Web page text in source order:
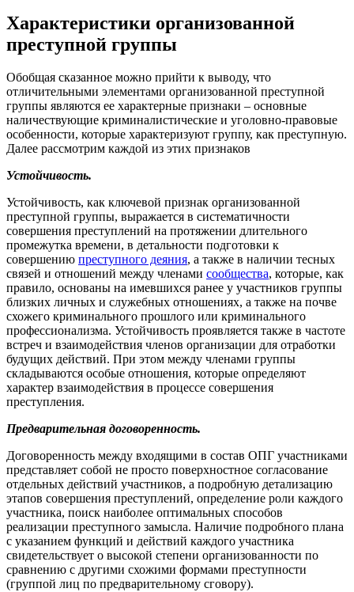
Характеристики организованной
преступной группы
Обобщая сказанное можно прийти к выводу, что
отличительными элементами организованной преступной
группы являются ее характерные признаки – основные
наличествующие криминалистические и уголовно-правовые
особенности, которые характеризуют группу, как преступную.
Далее рассмотрим каждой из этих признаков
Устойчивость.
Устойчивость, как ключевой признак организованной
преступной группы, выражается в систематичности
совершения преступлений на протяжении длительного
промежутка времени, в детальности подготовки к
совершению преступного деяния, а также в наличии тесных
связей и отношений между членами сообщества, которые, как
правило, основаны на имевшихся ранее у участников группы
близких личных и служебных отношениях, а также на почве
схожего криминального прошлого или криминального
профессионализма. Устойчивость проявляется также в частоте
встреч и взаимодействия членов организации для отработки
будущих действий. При этом между членами группы
складываются особые отношения, которые определяют
характер взаимодействия в процессе совершения
преступления.
Предварительная договоренность.
Договоренность между входящими в состав ОПГ участниками
представляет собой не просто поверхностное согласование
отдельных действий участников, а подробную детализацию
этапов совершения преступлений, определение роли каждого
участника, поиск наиболее оптимальных способов
реализации преступного замысла. Наличие подробного плана
с указанием функций и действий каждого участника
свидетельствует о высокой степени организованности по
сравнению с другими схожими формами преступности
(группой лиц по предварительному сговору).